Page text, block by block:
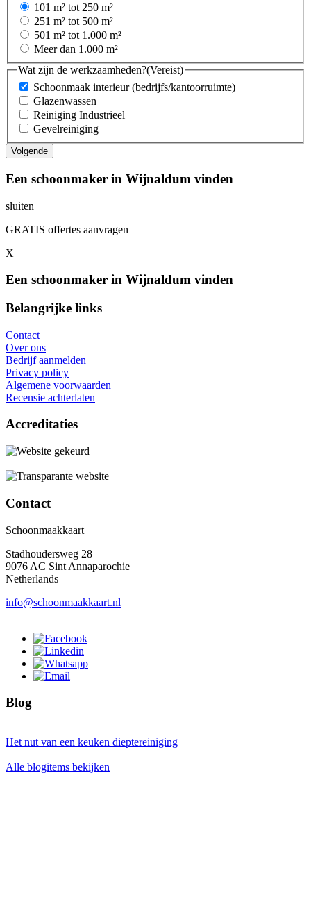
101 m² tot 250 m²
251 m² tot 500 m²
501 m² tot 1.000 m²
Meer dan 1.000 m²
Wat zijn de werkzaamheden?(Vereist)
Schoonmaak interieur (bedrijfs/kantoorruimte)
Glazenwassen
Reiniging Industrieel
Gevelreiniging
Een schoonmaker in Wijnaldum vinden
sluiten
GRATIS offertes aanvragen
X
Een schoonmaker in Wijnaldum vinden
Belangrijke links
Contact
Over ons
Bedrijf aanmelden
Privacy policy
Algemene voorwaarden
Recensie achterlaten
Accreditaties
Contact
Schoonmaakkaart
Stadhoudersweg 28
9076 AC Sint Annaparochie
Netherlands
info@schoonmaakkaart.nl
Blog
Het nut van een keuken dieptereiniging
Alle blogitems bekijken